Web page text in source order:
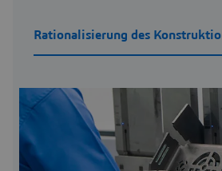
Rationalisierung des